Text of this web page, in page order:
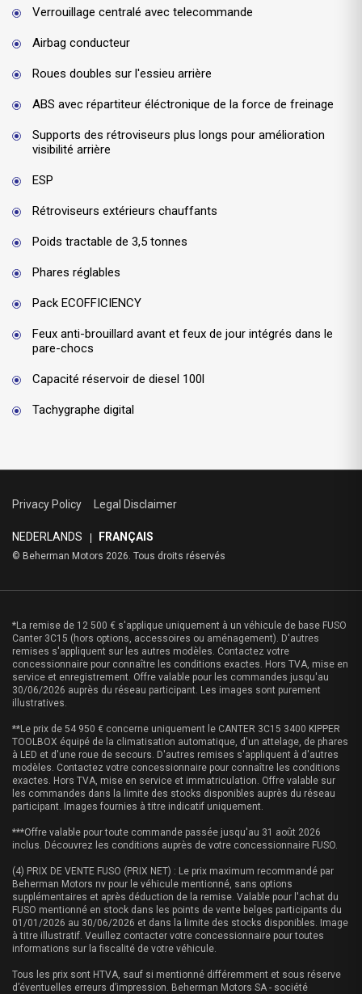
Verrouillage centralé avec telecommande
Airbag conducteur
Roues doubles sur l'essieu arrière
ABS avec répartiteur éléctronique de la force de freinage
Supports des rétroviseurs plus longs pour amélioration
visibilité arrière
ESP
Rétroviseurs extérieurs chauffants
Poids tractable de 3,5 tonnes
Phares réglables
Pack ECOFFICIENCY
Feux anti-brouillard avant et feux de jour intégrés dans le
pare-chocs
Capacité réservoir de diesel 100l
Tachygraphe digital
Privacy Policy Legal Disclaimer
NEDERLANDS FRANÇAIS
© Beherman Motors 2026. Tous droits réservés
*La remise de 12 500 € s'applique uniquement à un véhicule de base FUSO
Canter 3C15 (hors options, accessoires ou aménagement). D'autres
remises s'appliquent sur les autres modèles. Contactez votre
concessionnaire pour connaître les conditions exactes. Hors TVA, mise en
service et enregistrement. Offre valable pour les commandes jusqu'au
30/06/2026 auprès du réseau participant. Les images sont purement
illustratives.
**Le prix de 54 950 € concerne uniquement le CANTER 3C15 3400 KIPPER
TOOLBOX équipé de la climatisation automatique, d'un attelage, de phares
à LED et d'une roue de secours. D'autres remises s'appliquent à d'autres
modèles. Contactez votre concessionnaire pour connaître les conditions
exactes. Hors TVA, mise en service et immatriculation. Offre valable sur
les commandes dans la limite des stocks disponibles auprès du réseau
participant. Images fournies à titre indicatif uniquement.
***Offre valable pour toute commande passée jusqu'au 31 août 2026
inclus. Découvrez les conditions auprès de votre concessionnaire FUSO.
(4) PRIX DE VENTE FUSO (PRIX NET) : Le prix maximum recommandé par
Beherman Motors nv pour le véhicule mentionné, sans options
supplémentaires et après déduction de la remise. Valable pour l'achat du
FUSO mentionné en stock dans les points de vente belges participants du
01/01/2026 au 30/06/2026 et dans la limite des stocks disponibles. Image
à titre illustratif. Veuillez contacter votre concessionnaire pour toutes
informations sur la fiscalité de votre véhicule.
Tous les prix sont HTVA, sauf si mentionné différemment et sous réserve
d’éventuelles erreurs d’impression. Beherman Motors SA - société